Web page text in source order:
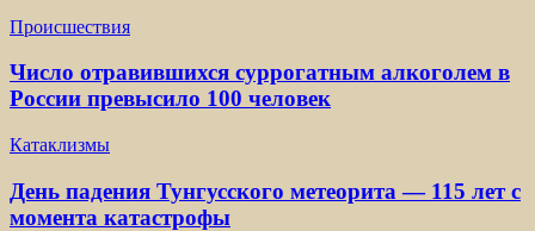
Происшествия
Число отравившихся суррогатным алкоголем в
России превысило 100 человек
Катаклизмы
День падения Тунгусского метеорита — 115 лет с
момента катастрофы